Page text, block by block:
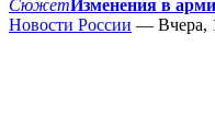
СюжетИзменения в
Новости России — Вчера,